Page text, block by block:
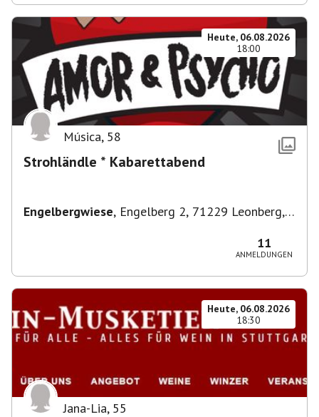
Heute, 06.08.2026
18:00
Música, 58
Strohländle * Kabarettabend
Engelbergwiese, Engelberg 2, 71229 Leonberg,
11
ANMELDUNGEN
Heute, 06.08.2026
18:30
Jana-Lia, 55